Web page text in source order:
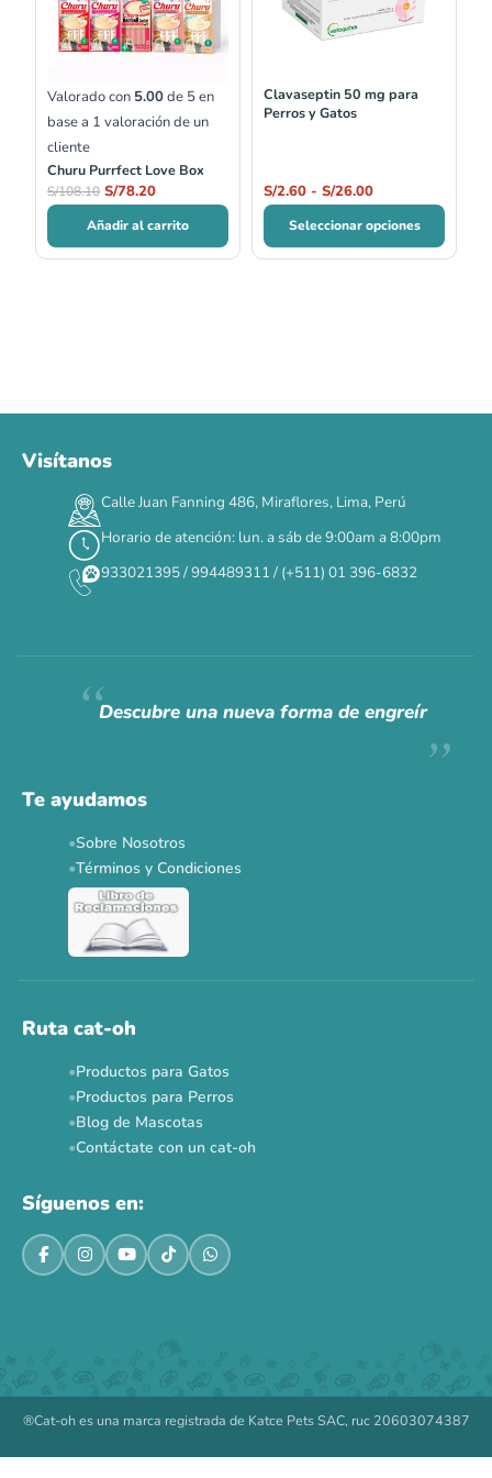
Valorado con 5.00de 5 en
base a 1 valoración de un
cliente
Churu Purrfect Love Box
S/108.10 S/78.20
Añadir al carrito
Clavaseptin 50 mg para
Perros y Gatos
S/2.60 - S/26.00
hasta
Seleccionar opciones
DÍAS HORAS MIN SEG
✕
Siempre fuimosraros.
Ver todas las promos 🐾
Visítanos
Calle Juan Fanning 486, Miraflores, Lima, Perú
Horario de atención: lun. a sáb de 9:00am a 8:00pm
933021395 / 994489311 / (+511) 01 396-6832
Descubre una nueva forma de engreír
Te ayudamos
Sobre Nosotros
Términos y Condiciones
Ruta cat-oh
Productos para Gatos
Productos para Perros
Blog de Mascotas
Contáctate con un cat-oh
Síguenos en:
®Cat-oh es una marca registrada de Katce Pets SAC, ruc 20603074387